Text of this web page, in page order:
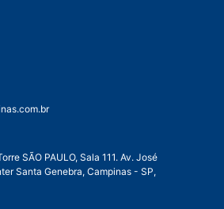
SÃO PAULO, Sala 111. Av. José
Santa Genebra, Campinas - SP,